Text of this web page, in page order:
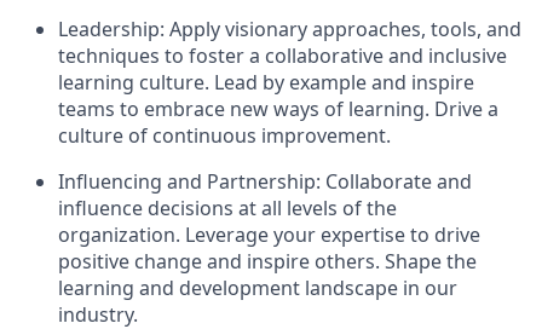
Leadership: Apply visionary approaches, tools, and
techniques to foster a collaborative and inclusive
learning culture. Lead by example and inspire
teams to embrace new ways of learning. Drive a
culture of continuous improvement.
Influencing and Partnership: Collaborate and
influence decisions at all levels of the
organization. Leverage your expertise to drive
positive change and inspire others. Shape the
learning and development landscape in our
industry.